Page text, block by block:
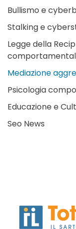
Bullismo e
Stalking e
Legge della
Mediazione
Psicologia
Educazione e
Seo News